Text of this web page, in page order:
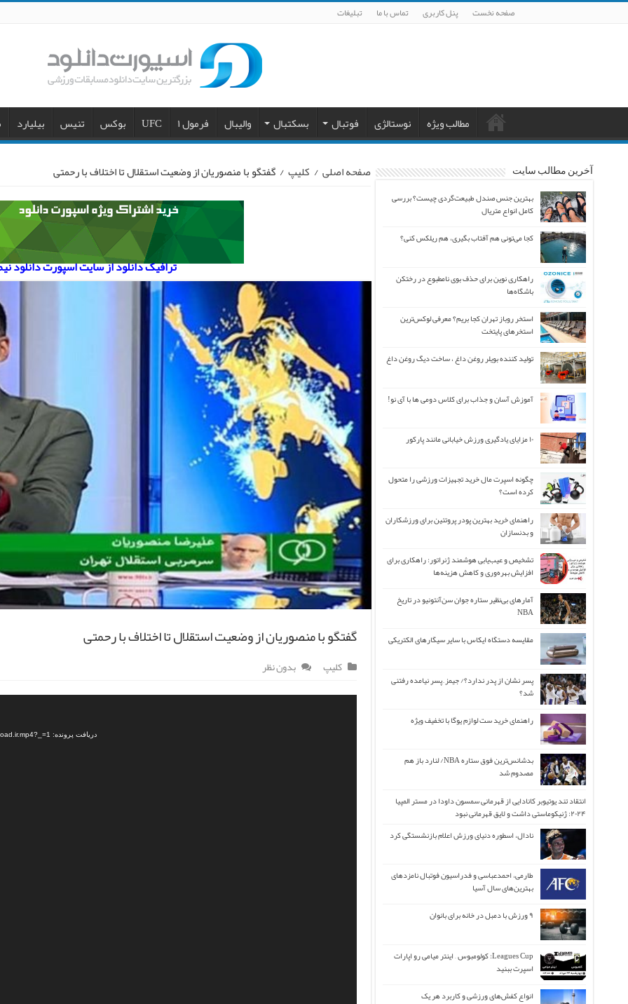
صفحه نخست پنل کاربری تماس با ما تبلیغات
مطالب ویژه نوستالژی فوتبال بسکتبال والیبال فرمول ۱ UFC بوکس تنیس بیلیارد
صفحه اصلی / کلیپ / گفتگو با منصوریان از وضعیت استقلال تا اختلاف با رحمتی
ترافیک دانلود از سایت اسپورت دانلود
گفتگو با منصوریان از وضعیت استقلال تا اختلاف با رحمتی
کلیپ بدون نظر
دریافت پرونده: https://dl.sportdownload.ir/video/football/95.10/highlight/Mansoorian-SportDownload.ir.mp4?_=1
آخرین مطالب سایت
بهترین جنس صندل طبیعت‌گردی چیست؟ بررسی
کامل انواع متریال
کجا می‌تونی هم آفتاب بگیری، هم ریلکس کنی؟
راهکاری نوین برای حذف بوی نامطبوع در رختکن
باشگاه‌ها
استخر روباز تهران کجا بریم؟ معرفی لوکس‌ترین
استخرهای پایتخت
تولید کننده بویلر روغن داغ ، ساخت دیگ روغن داغ
آموزش آسان و جذاب برای کلاس دومی ها با آی نو!
۱۰ مزایای یادگیری ورزش خیابانی مانند پارکور
چگونه اسپرت مال خرید تجهیزات ورزشی را متحول
کرده است؟
راهنمای خرید بهترین پودر پروتئین برای ورزشکاران
و بدنسازان
تشخیص و عیب‌یابی هوشمند ژنراتور: راهکاری برای
افزایش بهره‌وری و کاهش هزینه‌ها
آمارهای بی‌نظیر ستاره جوان سن‌آنتونیو در تاریخ
NBA
مقایسه دستگاه ایکاس با سایر سیگارهای الکتریکی
پسر نشان از پدر ندارد؟/ جیمز ِ پسر نیامده رفتنی
شد؟
راهنمای خرید ست لوازم یوگا با تخفیف ویژه
بدشانس‌ترین فوق ستاره NBA/ لنارد باز هم
مصدوم شد
انتقاد تند یوتیوبر کانادایی از قهرمانی سمسون داودا در مستر المپیا
۲۰۲۴: ژنیکوماستی داشت و لایق قهرمانی نبود
نادال، اسطوره دنیای ورزش اعلام بازنشستگی کرد
طارمی، احمدعباسی و فدراسیون فوتبال نامزدهای
بهترین‌های سال آسیا
۹ ورزش با دمبل در خانه برای بانوان
Leagues Cup: کولومبوس – اینتر میامی رو اپارات
اسپرت ببنید
انواع کفش‌های ورزشی و کاربرد هر یک